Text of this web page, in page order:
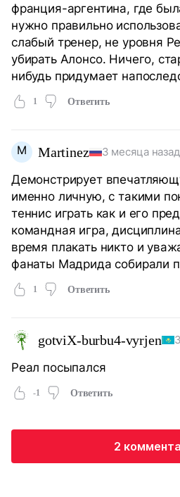
франция-аргентина, где
нужно правильно
слабый тренер, не уровня
убирать Алонсо. Ничего,
нибудь придумает
1 Ответить
M Martinez 3 месяца назад
Демонстрирует
именно личную, с такими
теннис играть как и его
командная игра,
время плакать никто и
фанаты Мадрида собирали
1 Ответить
gotviX-burbu4-vyrjen
Реал посыпался
-1 Ответить
2